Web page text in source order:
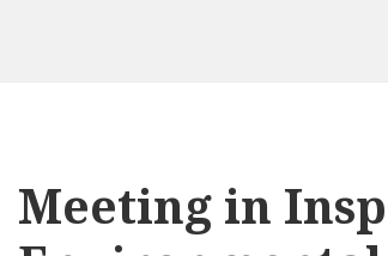
Meeting in